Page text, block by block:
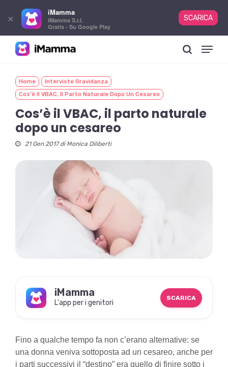
content
Menu
Home
Interviste Gravidanza
Cos’è Il VBAC, Il Parto Naturale Dopo Un Cesareo
Cos’è il VBAC, il parto naturale
dopo un cesareo
21 Gen 2017 di Monica Diliberti
iMamma
L'app per i genitori
SCARICA
Fino a qualche tempo fa non c’erano alternative: se
una donna veniva sottoposta ad un cesareo, anche per
i parti successivi il “destino” era quello di finire sotto i
×
iMamma
iMamma S.r.l.
Gratis - Su Google Play
SCARICA